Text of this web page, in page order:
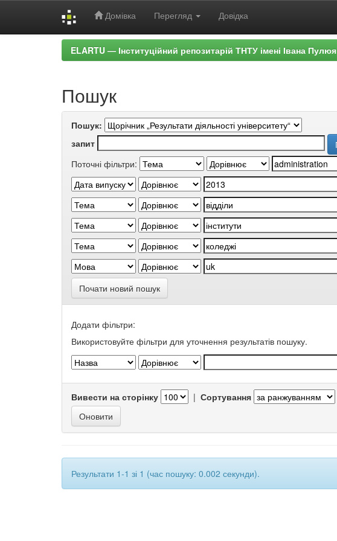
Домівка Перегляд Довідка
ELARTU — Інституційний репозитарій ТНТУ імені Івана Пулюя
Пошук
Пошук:
запит
Поточні фільтри:
Почати новий пошук
Додати фільтри:
Використовуйте фільтри для уточнення результатів пошуку.
Вивести на сторінку | Сортування
Результати 1-1 зі 1 (час пошуку: 0.002 секунди).